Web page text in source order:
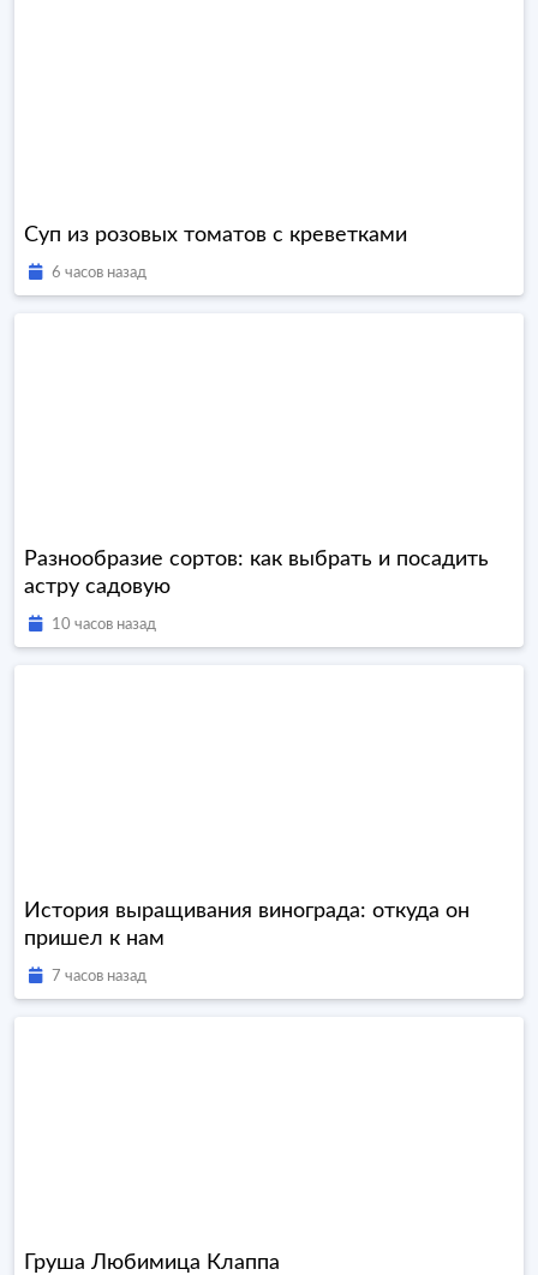
Суп из розовых томатов с креветками
6 часов назад
Разнообразие сортов: как выбрать и посадить
астру садовую
10 часов назад
История выращивания винограда: откуда он
пришел к нам
7 часов назад
Груша Любимица Клаппа